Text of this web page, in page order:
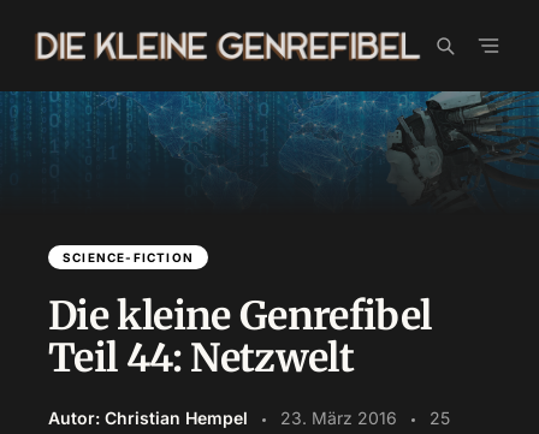
SCIENCE-FICTION
Die kleine Genrefibel
Teil 44: Netzwelt
Autor: Christian Hempel 23. März 2016
25